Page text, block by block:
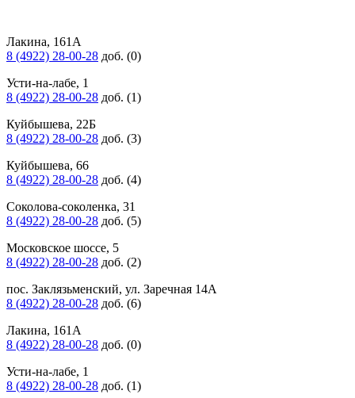
Лакина, 161А
8 (4922) 28-00-28 доб. (0)
Усти-на-лабе, 1
8 (4922) 28-00-28 доб. (1)
Куйбышева, 22Б
8 (4922) 28-00-28 доб. (3)
Куйбышева, 66
8 (4922) 28-00-28 доб. (4)
Соколова-соколенка, 31
8 (4922) 28-00-28 доб. (5)
Московское шоссе, 5
8 (4922) 28-00-28 доб. (2)
пос. Заклязьменский, ул. Заречная 14А
8 (4922) 28-00-28 доб. (6)
Лакина, 161А
8 (4922) 28-00-28 доб. (0)
Усти-на-лабе, 1
8 (4922) 28-00-28 доб. (1)